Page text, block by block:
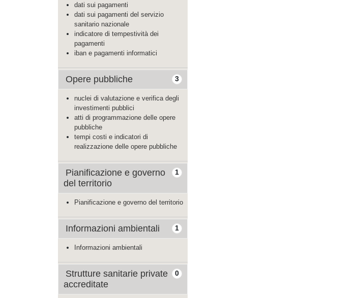
dati sui pagamenti
dati sui pagamenti del servizio
sanitario nazionale
indicatore di tempestività dei
pagamenti
iban e pagamenti informatici
3
Opere pubbliche
nuclei di valutazione e verifica degli
investimenti pubblici
atti di programmazione delle opere
pubbliche
tempi costi e indicatori di
realizzazione delle opere pubbliche
1
Pianificazione e governo
del territorio
Pianificazione e governo del territorio
1
Informazioni ambientali
Informazioni ambientali
0
Strutture sanitarie private
accreditate